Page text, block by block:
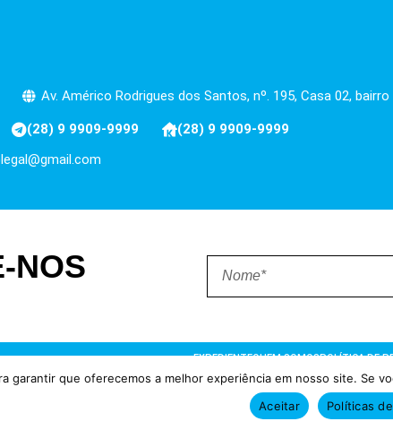
Av. Américo Rodrigues dos Santos, nº. 195, Casa 02,
(28) 9 9909-9999
(28) 9 9909-9999
NOS
EXPEDIENTEQUEM SOMOSPOLÍTICA DE
reservados à FIT Soluções = Atualizado pelo Consórcio de
garantir que oferecemos a melhor experiência em nosso site. Se
Aceitar
Políticas